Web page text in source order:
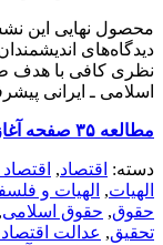
محصول نهایی این
دیدگاه‌های
نظری کافی با هدف
اسلامی ـ ایرانی
مطالعه ۳۵ صفحه آغازین این مجلد
دسته: اقتصاد,
الهيات, الهیات و
حقوق, حقوق اسلامی,
تحقيق, عدالت